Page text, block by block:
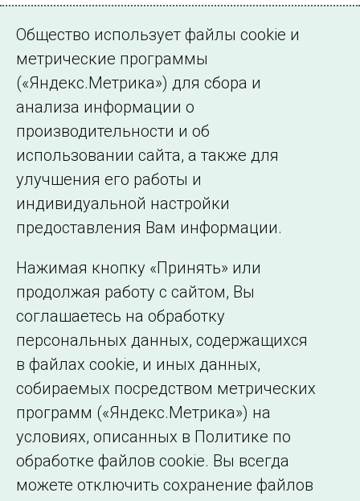
возможных аварий в преддверии
ОЗП
Масштабные противоаварийные учения были посвящены
отработке совместных действий при ликвидации
сложных технологических нарушений в условиях низких
температур
©2005–2026 АО «СО ЕЭС»
Филиалы и
представительства
образовательной
организации
Общество использует файлы cookie и
метрические программы
(«Яндекс.Метрика») для сбора и
анализа информации о
производительности и об
использовании сайта, а также для
улучшения его работы и
индивидуальной настройки
предоставления Вам информации.
Нажимая кнопку «Принять» или
продолжая работу с сайтом, Вы
соглашаетесь на обработку
персональных данных, содержащихся
в файлах cookie, и иных данных,
собираемых посредством метрических
программ («Яндекс.Метрика») на
условиях, описанных в Политике по
обработке файлов cookie. Вы всегда
можете отключить сохранение файлов